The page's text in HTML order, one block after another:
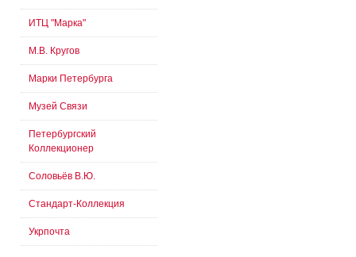
ИТЦ "Марка"
М.В. Кругов
Марки Петербурга
Музей Связи
Петербургский
Коллекционер
Соловьёв В.Ю.
Стандарт-Коллекция
Укрпочта